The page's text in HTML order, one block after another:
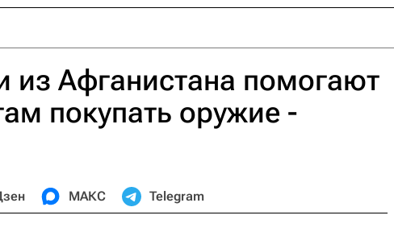
из Афганистана помогают
покупать оружие -
МАКС Telegram